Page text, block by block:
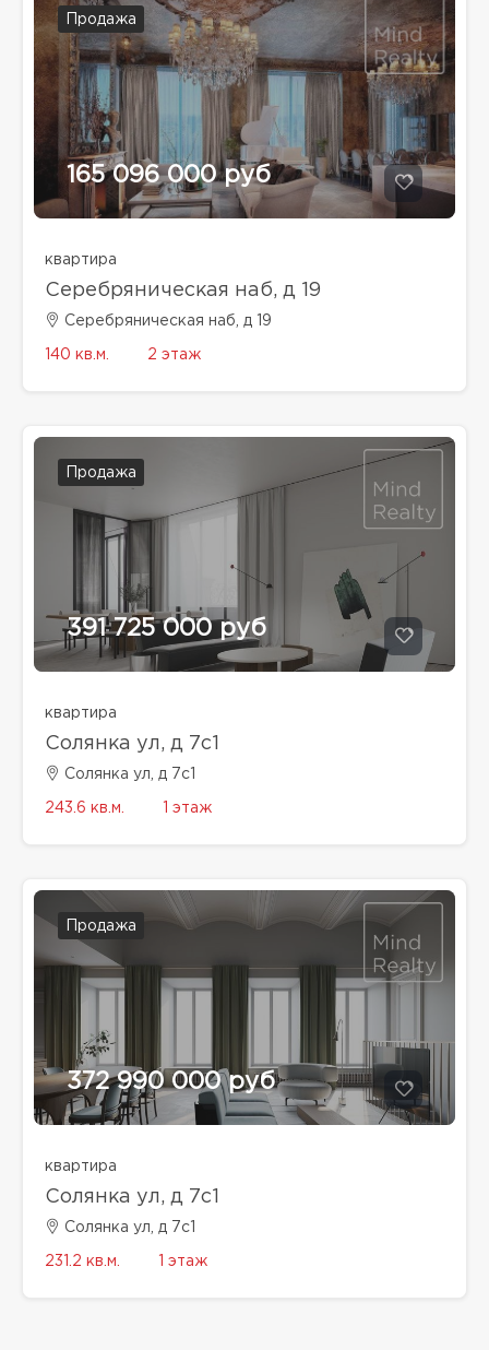
Продажа
165 096 000 руб
квартира
Серебряническая наб, д 19
Серебряническая наб, д 19
140 кв.м. 2 этаж
Продажа
391 725 000 руб
квартира
Солянка ул, д 7с1
Солянка ул, д 7с1
243.6 кв.м. 1 этаж
Продажа
372 990 000 руб
квартира
Солянка ул, д 7с1
Солянка ул, д 7с1
231.2 кв.м. 1 этаж